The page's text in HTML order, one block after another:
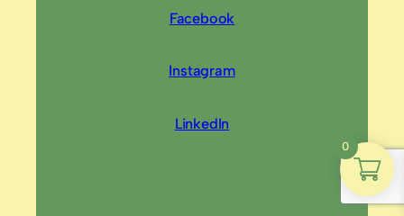
Facebook
Instagram
LinkedIn
0